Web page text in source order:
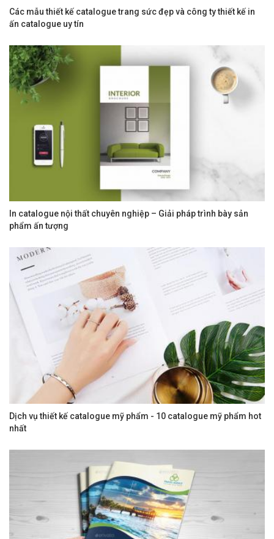
Các mẫu thiết kế catalogue trang sức đẹp và công ty thiết kế in
ấn catalogue uy tín
In catalogue nội thất chuyên nghiệp – Giải pháp trình bày sản
phẩm ấn tượng
Dịch vụ thiết kế catalogue mỹ phẩm - 10 catalogue mỹ phẩm hot
nhất